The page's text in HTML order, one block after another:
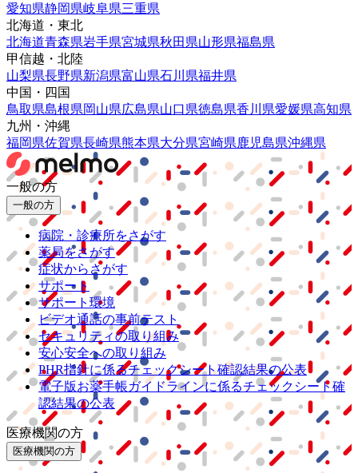
愛知県静岡県岐阜県三重県
北海道・東北
北海道青森県岩手県宮城県秋田県山形県福島県
甲信越・北陸
山梨県長野県新潟県富山県石川県福井県
中国・四国
鳥取県島根県岡山県広島県山口県徳島県香川県愛媛県高知県
九州・沖縄
福岡県佐賀県長崎県熊本県大分県宮崎県鹿児島県沖縄県
一般の方
一般の方
病院・診療所をさがす
薬局をさがす
症状からさがす
サポート
サポート環境
ビデオ通話の事前テスト
セキュリティの取り組み
安心安全への取り組み
PHR指針に係るチェックシート確認結果の公表
電子版お薬手帳ガイドラインに係るチェックシート確
認結果の公表
医療機関の方
医療機関の方